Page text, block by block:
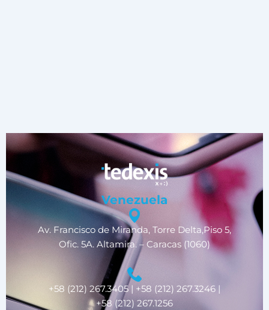
Venezuela
Av. Francisco de Miranda, Torre Delta,Piso 5,
Ofic. 5A. Altamira. – Caracas (1060)
+58 (212) 267.3405 | +58 (212) 267.3246 |
+58 (212) 267.1256